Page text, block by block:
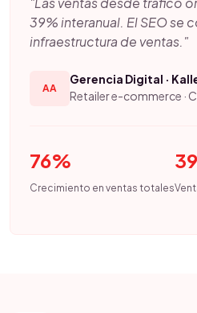
39% interanual. El SEO se
infraestructura de ventas."
AA
Gerencia Digital ·
Retailer e-commerce ·
76%
Crecimiento en ventas totales